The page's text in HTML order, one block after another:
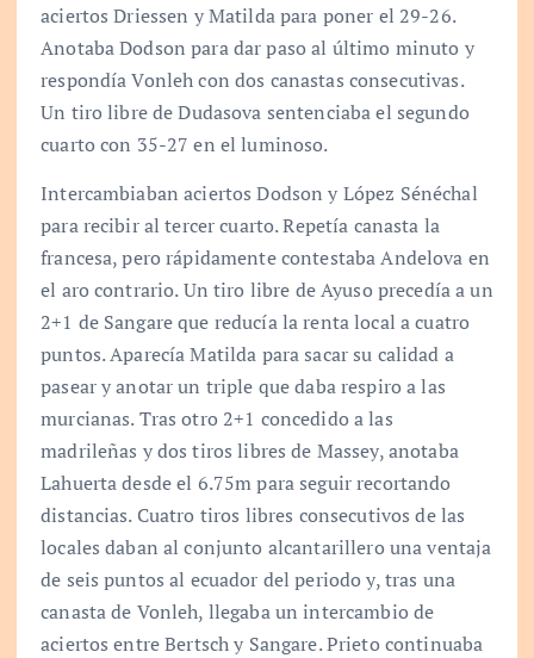
aciertos Driessen y Matilda para poner el 29-26.
Anotaba Dodson para dar paso al último minuto y
respondía Vonleh con dos canastas consecutivas.
Un tiro libre de Dudasova sentenciaba el segundo
cuarto con 35-27 en el luminoso.
Intercambiaban aciertos Dodson y López Sénéchal
para recibir al tercer cuarto. Repetía canasta la
francesa, pero rápidamente contestaba Andelova en
el aro contrario. Un tiro libre de Ayuso precedía a un
2+1 de Sangare que reducía la renta local a cuatro
puntos. Aparecía Matilda para sacar su calidad a
pasear y anotar un triple que daba respiro a las
murcianas. Tras otro 2+1 concedido a las
madrileñas y dos tiros libres de Massey, anotaba
Lahuerta desde el 6.75m para seguir recortando
distancias. Cuatro tiros libres consecutivos de las
locales daban al conjunto alcantarillero una ventaja
de seis puntos al ecuador del periodo y, tras una
canasta de Vonleh, llegaba un intercambio de
aciertos entre Bertsch y Sangare. Prieto continuaba